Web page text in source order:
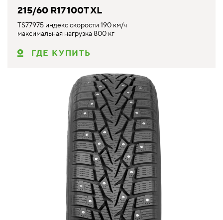
215/60 R17 100T XL
TS77975 индекс скорости 190 км/ч
максимальная нагрузка 800 кг
ГДЕ КУПИТЬ